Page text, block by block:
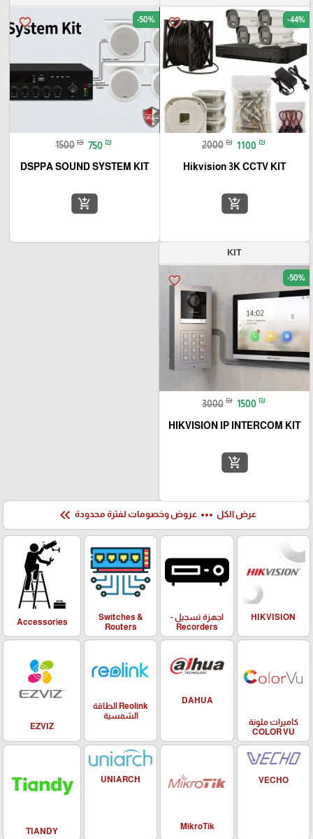
favorite_border -44%
2000 ₪ 1100 ₪
Hikvision 3K CCTV KIT
add_shopping_cart
favorite_border -50%
1500 ₪ 750 ₪
DSPPA SOUND SYSTEM KIT
add_shopping_cart
KIT
favorite_border -50%
3000 ₪ 1500 ₪
HIKVISION IP INTERCOM KIT
add_shopping_cart
عرض الكل more_horiz عروض وخصومات لفترة محدودة keyboard_double_arrow_left
HIKVISION
اجهزة تسجيل -
Recorders
Switches &
Routers
Accessories
كاميرات ملونة
COLOR VU
DAHUA
Reolink الطاقة
الشمسية
EZVIZ
VECHO
MikroTik
UNIARCH
TIANDY